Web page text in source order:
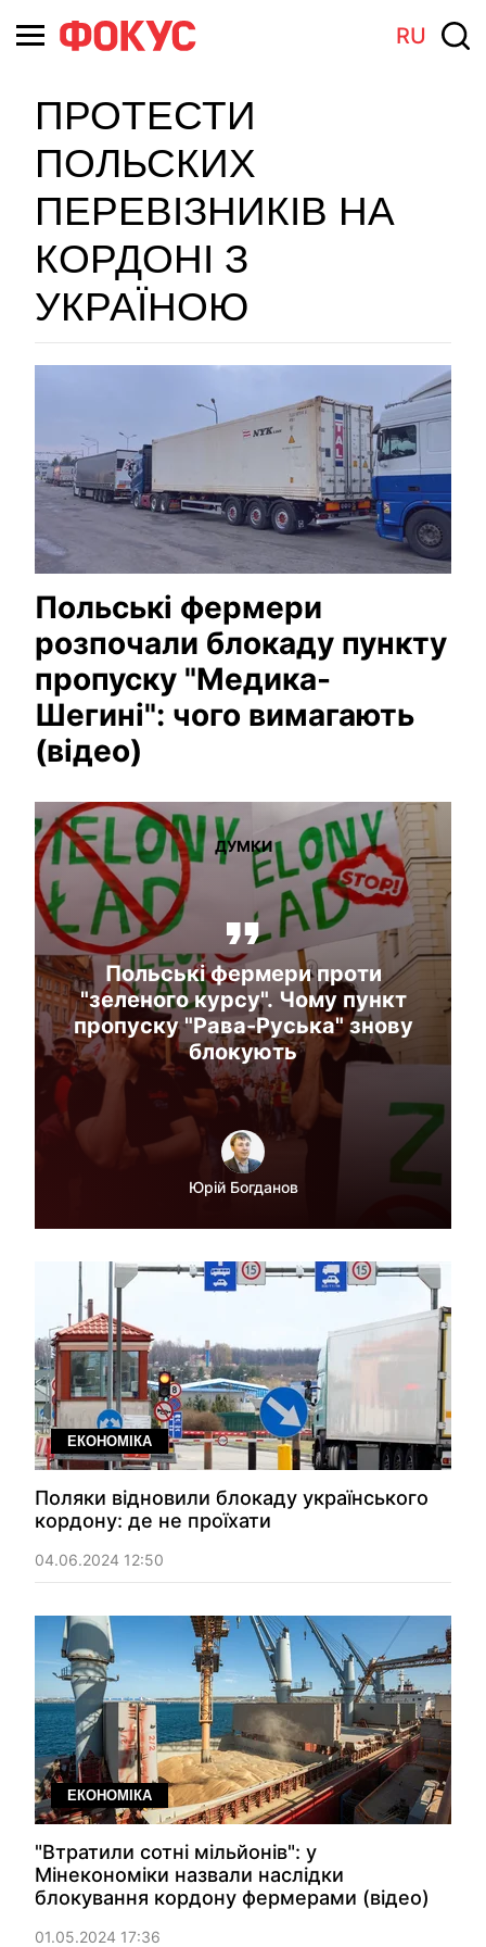
RU
ПРОТЕСТИ
ПОЛЬСКИХ
ПЕРЕВІЗНИКІВ НА
КОРДОНІ З
УКРАЇНОЮ
Польські фермери
розпочали блокаду пункту
пропуску "Медика-
Шегині": чого вимагають
(відео)
ДУМКИ
Польські фермери проти
"зеленого курсу". Чому пункт
пропуску "Рава-Руська" знову
блокують
Юрiй Богданов
ЕКОНОМІКА
Поляки відновили блокаду українського
кордону: де не проїхати
04.06.2024 12:50
ЕКОНОМІКА
"Втратили сотні мільйонів": у
Мінекономіки назвали наслідки
блокування кордону фермерами (відео)
01.05.2024 17:36